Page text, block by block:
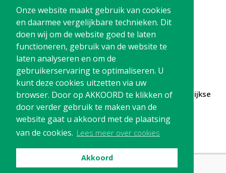
Onze website maakt gebruik van cookies
en daarmee vergelijkbare technieken. Dit
doen wij om de website goed te laten
functioneren, gebruik van de website te
laten analyseren en om de
gebruikerservaring te optimaliseren. U
kunt deze cookies uitzetten via uw
browser. Door op AKKOORD te klikken of
door verder gebruik te maken van de
website gaat u akkoord met de plaatsing
van de cookies. Lees meer over cookies
Akkoord
Poelstraat 4
1441 RR Purmerend
T: 0299-420870
@:
info@avanti-
advisering.nl
BTW: NL861212733B01
Blijf op de hoogte en schrijf je in voor onze maandelijkse
nieuwsbrief
Schrijf me in!
Privacy Cookies Disclaimer